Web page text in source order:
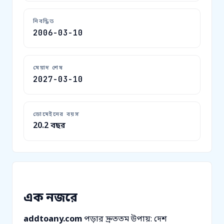
নিবন্ধিত
2006-03-10
মেয়াদ শেষ
2027-03-10
ডোমেইনের বয়স
20.2 বছর
এক নজরে
addtoany.comপড়ার দ্রুততম উপায়: দেশ